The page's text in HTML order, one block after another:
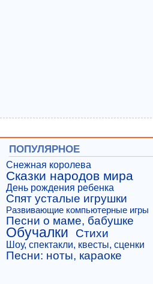
ПОПУЛЯРНОЕ
Снежная королева
Сказки народов мира
День рождения ребенка
Спят усталые игрушки
Развивающие компьютерные игры
Песни о маме, бабушке
Обучалки Стихи
Шоу, спектакли, квесты, сценки
Песни: ноты, караоке